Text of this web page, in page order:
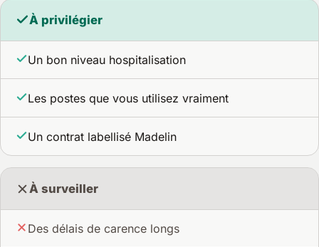
À privilégier
Un bon niveau hospitalisation
Les postes que vous utilisez vraiment
Un contrat labellisé Madelin
À surveiller
Des délais de carence longs